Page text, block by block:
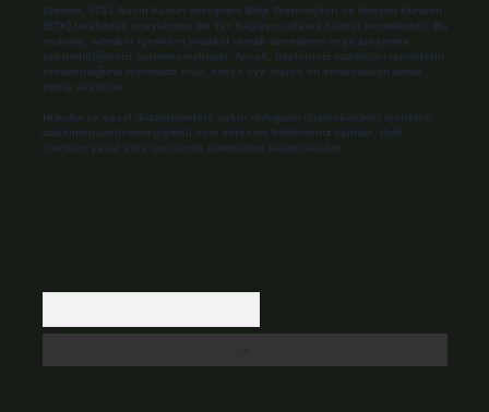
Sitemiz, 5651 Sayılı Kanun gereğince Bilgi Teknolojileri ve İletişim Kurumu
(BTK) tarafından onaylanmış bir Yer Sağlayıcı olarak hizmet vermektedir. Bu
nedenle, sitedeki içerikleri proaktif olarak denetleme veya araştırma
yükümlülüğümüz bulunmamaktadır. Ancak, üyelerimiz yazdıkları içeriklerin
sorumluluğunu taşımakta olup, siteye üye olarak bu sorumluluğu kabul
etmiş sayılırlar.
Hukuka ve yasal düzenlemelere aykırı olduğunu düşündüğünüz içerikleri,
backlinkpanelicomtr@gmail.com adresine bildirmeniz halinde, ilgili
içerikler yasal süre içerisinde sitemizden kaldırılacaktır.